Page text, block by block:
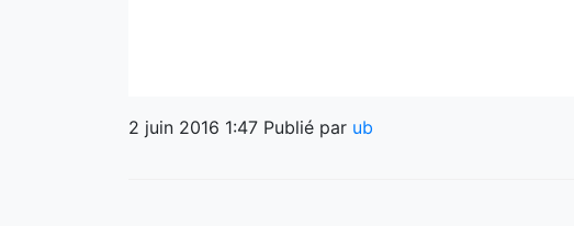
2 juin 2016 1:47 Publié par ub